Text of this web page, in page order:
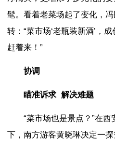
髦。看着老菜场起了变化，
转：“菜市场‘老瓶装新酒’，
赶着来！”
协调
瞄准诉求 解决难题
“菜市场也是景点？”在
下，南方游客黄晓琳决定一探